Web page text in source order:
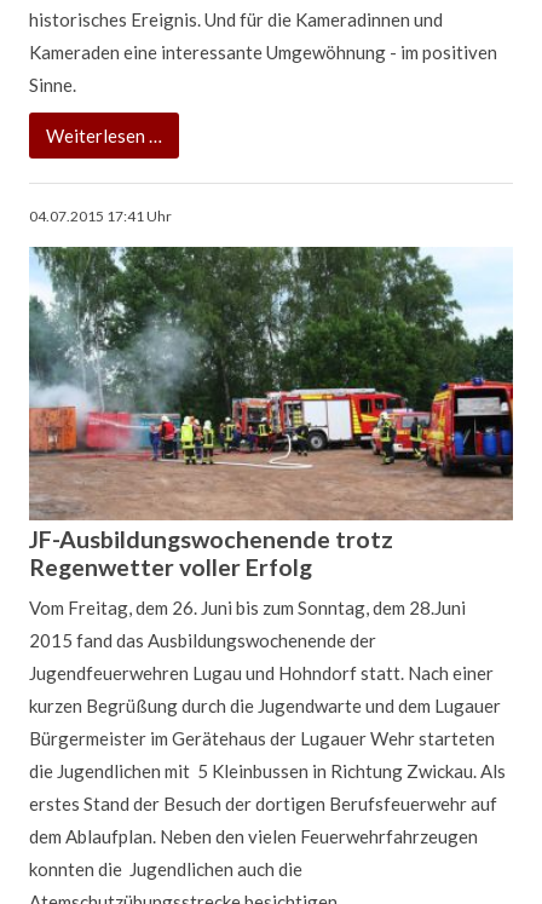
historisches Ereignis. Und für die Kameradinnen und
Kameraden eine interessante Umgewöhnung - im positiven
Sinne.
Weiterlesen …
04.07.2015 17:41Uhr
JF-Ausbildungswochenende trotz
Regenwetter voller Erfolg
Vom Freitag, dem 26. Juni bis zum Sonntag, dem 28.Juni
2015 fand das Ausbildungswochenende der
Jugendfeuerwehren Lugau und Hohndorf statt. Nach einer
kurzen Begrüßung durch die Jugendwarte und dem Lugauer
Bürgermeister im Gerätehaus der Lugauer Wehr starteten
die Jugendlichen mit 5 Kleinbussen in Richtung Zwickau. Als
erstes Stand der Besuch der dortigen Berufsfeuerwehr auf
dem Ablaufplan. Neben den vielen Feuerwehrfahrzeugen
konnten die Jugendlichen auch die